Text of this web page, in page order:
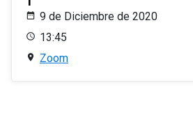
9 de Diciembre de 2020
13:45
Zoom